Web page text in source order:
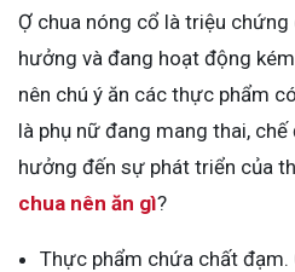
Ợ chua nóng cổ là triệu chứng
hưởng và đang hoạt động
nên chú ý ăn các thực phẩm
là phụ nữ đang mang thai,
hưởng đến sự phát triển của
chua nên ăn gì?
Thực phẩm chứa chất